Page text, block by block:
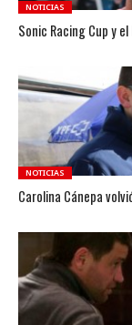
NOTICIAS
Sonic Racing Cup y
NOTICIAS
Carolina Cánepa